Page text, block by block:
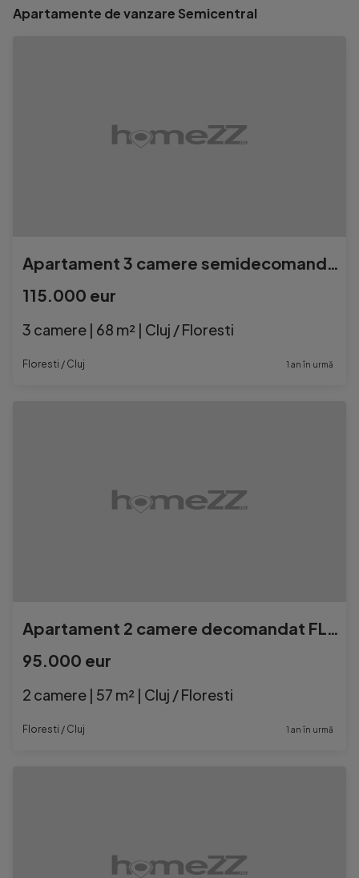
Apartamente de vanzare Semicentral
Apartament 3 camere semidecomandat FLORESTI
115.000 eur
3 camere | 68 m² | Cluj / Floresti
Floresti / Cluj 1 an în urmă
Apartament 2 camere decomandat FLORESTI
95.000 eur
2 camere | 57 m² | Cluj / Floresti
Floresti / Cluj 1 an în urmă